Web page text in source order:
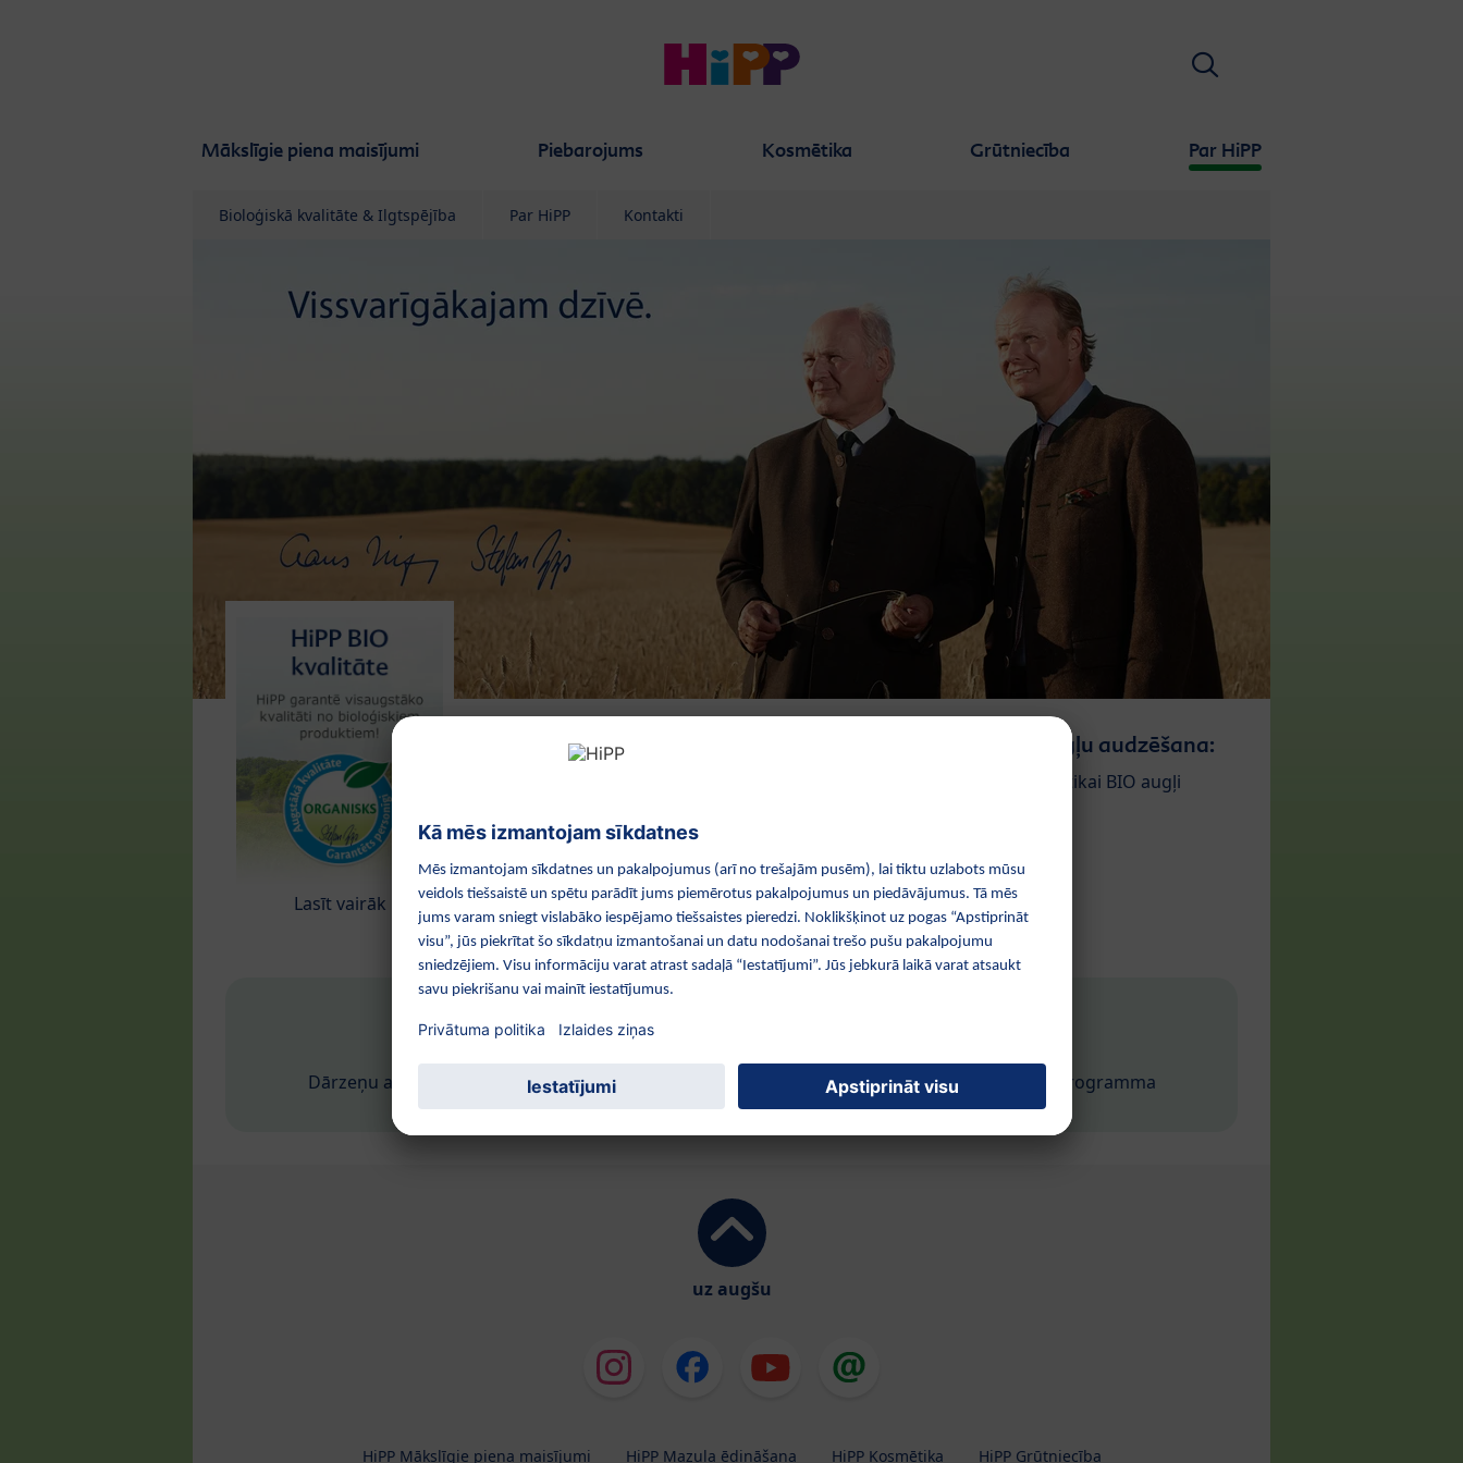
Mākslīgie piena maisījumi Piebarojums Kosmētika Grūtniecība Par HiPP
Meklēt
Bioloģiskā kvalitāte & Ilgtspējība Par HiPP Kontakti
Lasīt vairāk
Dārzeņu audzēšana:
bez pesticīdiem!
Augstākā kvalitāte:
līdz pat 260 pārbaudēm
Augļu audzēšana:
tikai BIO augļi
Apmeklētākās sadaļas:
Dārzeņu audzēšana Ilgtspējība BIO zīmols BIO piens Kontakti Vides aizsardzības programma
uz augšu
HiPP Mākslīgie piena maisījumi HiPP Mazuļa ēdināšana HiPP Kosmētika HiPP Grūtniecība